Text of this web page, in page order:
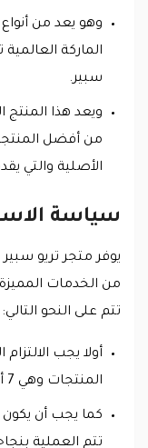
وهو يعد من أنواع
الماركة العالمية
سبير.
ويعد هذا
من أفضل
الأصلية والتي
سياسة
يوفر متجر تريو
من الخدمات
تتم على النحو التالي:
أولا يجب
المنتجات وهي 7 أيام من تاريخ استلام المنتج.
كما يجب أن
تتم العملية